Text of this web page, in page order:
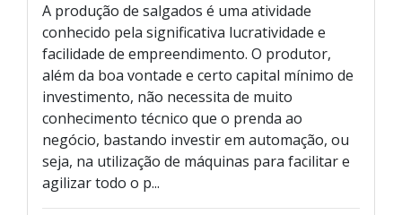
A produção de salgados é uma atividade
conhecido pela significativa lucratividade e
facilidade de empreendimento. O produtor,
além da boa vontade e certo capital mínimo de
investimento, não necessita de muito
conhecimento técnico que o prenda ao
negócio, bastando investir em automação, ou
seja, na utilização de máquinas para facilitar e
agilizar todo o p...